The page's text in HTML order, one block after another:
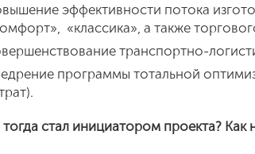
эффективности потока
«классика», а также
транспортно-
программы тотальной
тогда стал инициатором проекта? Как